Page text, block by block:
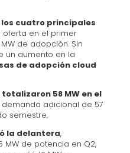
cuatro principales
oferta en el primer
de adopción. Sin
un aumento en la
de adopción cloud
58 MW en el
demanda adicional de 57
semestre.
la delantera,
MW de potencia en Q2,